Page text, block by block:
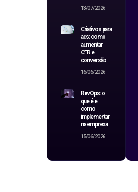
13/07/2026
Criativos para
ads: como
aumentar
CTR e
conversão
16/06/2026
RevOps: o
que é e
como
implementar
na empresa
15/06/2026